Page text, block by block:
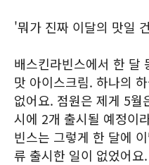
'뭐가 진짜 이달의 맛일
배스킨라빈스에서 한 달
맛 아이스크림. 하나의
없어요. 점원은 제게 5월
시에 2개 출시될 예정이
빈스는 그렇게 한 달에
류 출시한 일이 없었어